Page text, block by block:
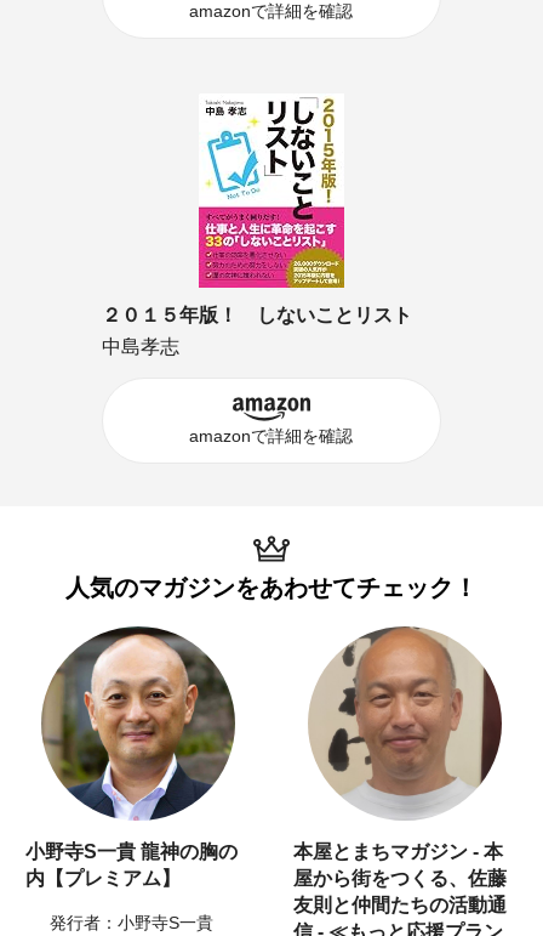
amazonで詳細を確認
２０１５年版！ しないことリスト
中島孝志
amazonで詳細を確認
人気のマガジンをあわせてチェック！
小野寺S一貴 龍神の胸の
内【プレミアム】
発行者：小野寺S一貴
本屋とまちマガジン - 本
屋から街をつくる、佐藤
友則と仲間たちの活動通
信 - ≪もっと応援プラン